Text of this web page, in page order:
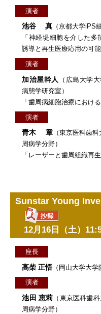
演者
池谷 真 （京都大学iPS
「神経堤細胞を介した
誘導と再生医療応用の可能
演者
加治屋幹人
（広島大学
病態学研究室）
「歯周病細胞治療におけ
演者
青木 章（東京医科歯
周病学分野）
「レーザーと歯周組織再生
Sunstar Young
12月16日（土）
座長
高柴 正悟 （岡山大学大
演者
池田 恵莉 （東京医科歯
周病学分野）